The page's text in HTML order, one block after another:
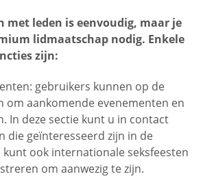
met leden is eenvoudig, maar je
lidmaatschap nodig. Enkele
zijn:
gebruikers kunnen op de
om aankomende evenementen en
In deze sectie kunt u in contact
die geïnteresseerd zijn in de
kunt ook internationale seksfeesten
om aanwezig te zijn.